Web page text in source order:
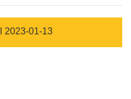
2023-01-13